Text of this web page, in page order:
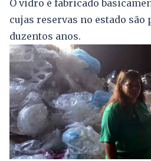
O vidro é fabricado
cujas reservas no estado são
duzentos anos.